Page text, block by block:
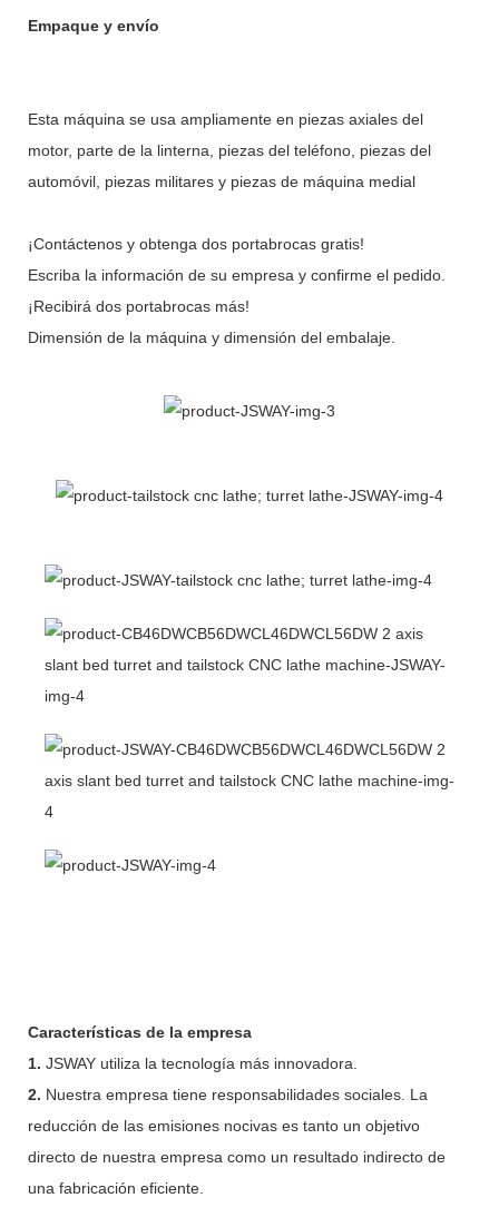
Empaque y envío
Esta máquina se usa ampliamente en piezas axiales del
motor, parte de la linterna, piezas del teléfono, piezas del
automóvil, piezas militares y piezas de máquina medial
¡Contáctenos y obtenga dos portabrocas gratis!
Escriba la información de su empresa y confirme el pedido.
¡Recibirá dos portabrocas más!
Dimensión de la máquina y dimensión del embalaje.
Características de la empresa
1. JSWAY utiliza la tecnología más innovadora.
2. Nuestra empresa tiene responsabilidades sociales. La
reducción de las emisiones nocivas es tanto un objetivo
directo de nuestra empresa como un resultado indirecto de
una fabricación eficiente.